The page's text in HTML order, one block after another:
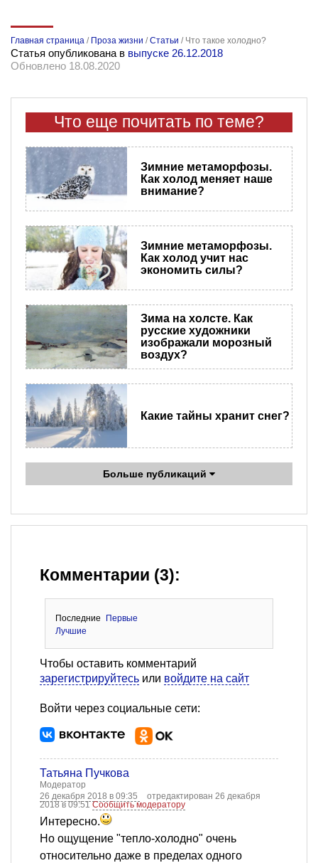
Главная страница / Проза жизни /Статьи / Что такое холодно?
Статья опубликована в выпуске 26.12.2018
Обновлено 18.08.2020
Что еще почитать по теме?
Зимние метаморфозы.
Как холод меняет наше
внимание?
Зимние метаморфозы.
Как холод учит нас
экономить силы?
Зима на холсте. Как
русские художники
изображали морозный
воздух?
Какие тайны хранит снег?
Больше публикаций
Комментарии (3):
Последние
Первые
Лучшие
Чтобы оставить комментарий
зарегистрируйтесь или войдите на сайт
Войти через социальные сети:
Татьяна Пучкова
Модератор
26 декабря 2018 в 09:35
отредактирован 26 декабря
2018 в 09:51Сообщить модератору
Интересно.
Но ощущение "тепло-холодно" очень
относительно даже в пределах одного